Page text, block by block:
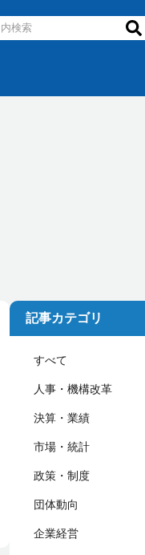
記事カテゴリ
すべて
人事・機構改革
決算・業績
市場・統計
政策・制度
団体動向
企業経営